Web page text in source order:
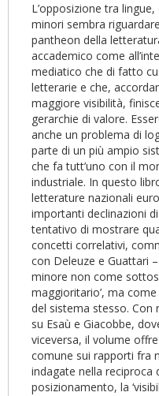
L’opposizione tra
minori sembra
pantheon della
accademico come
mediatico che di fatto
letterarie e che,
maggiore visibilità,
gerarchie di valore.
anche un problema di
parte di un più ampio
che fa tutt’uno con il
industriale. In questo
letterature nazionali
importanti declinazioni
tentativo di mostrare
concetti correlativi,
con Deleuze e Guattari
minore non come
maggioritario’, ma
del sistema stesso.
su Esaù e Giacobbe,
viceversa, il volume
comune sui rapporti fra
indagate nella reciproca
posizionamento, la